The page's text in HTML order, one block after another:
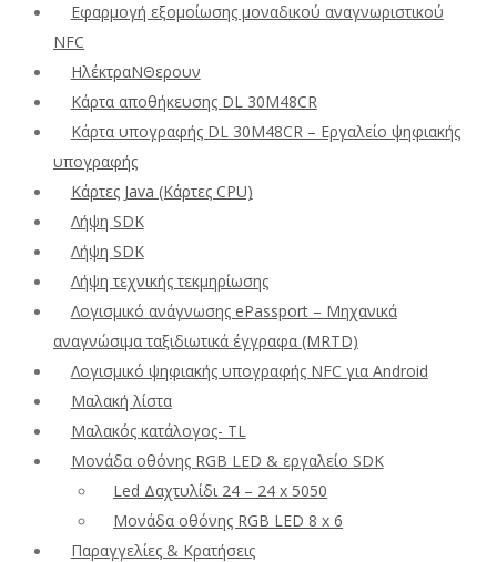
Εφαρμογή εξομοίωσης μοναδικού αναγνωριστικού
NFC
ΗλέκτραΝΘερουν
Κάρτα αποθήκευσης DL 30M48CR
Κάρτα υπογραφής DL 30M48CR – Εργαλείο ψηφιακής
υπογραφής
Κάρτες Java (Κάρτες CPU)
Λήψη SDK
Λήψη SDK
Λήψη τεχνικής τεκμηρίωσης
Λογισμικό ανάγνωσης ePassport – Μηχανικά
αναγνώσιμα ταξιδιωτικά έγγραφα (MRTD)
Λογισμικό ψηφιακής υπογραφής NFC για Android
Μαλακή λίστα
Μαλακός κατάλογος- TL
Μονάδα οθόνης RGB LED & εργαλείο SDK
Led Δαχτυλίδι 24 – 24 x 5050
Μονάδα οθόνης RGB LED 8 x 6
Παραγγελίες & Κρατήσεις